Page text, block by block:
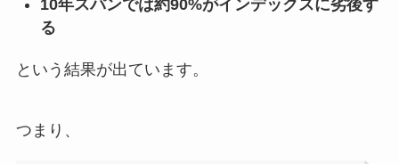
10年スパンでは約90%がインデックスに劣後す
る
という結果が出ています。
つまり、